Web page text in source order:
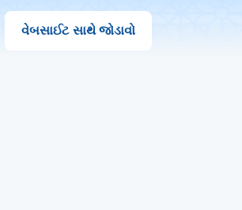
વેબસાઈટ સાથે જોડાવો